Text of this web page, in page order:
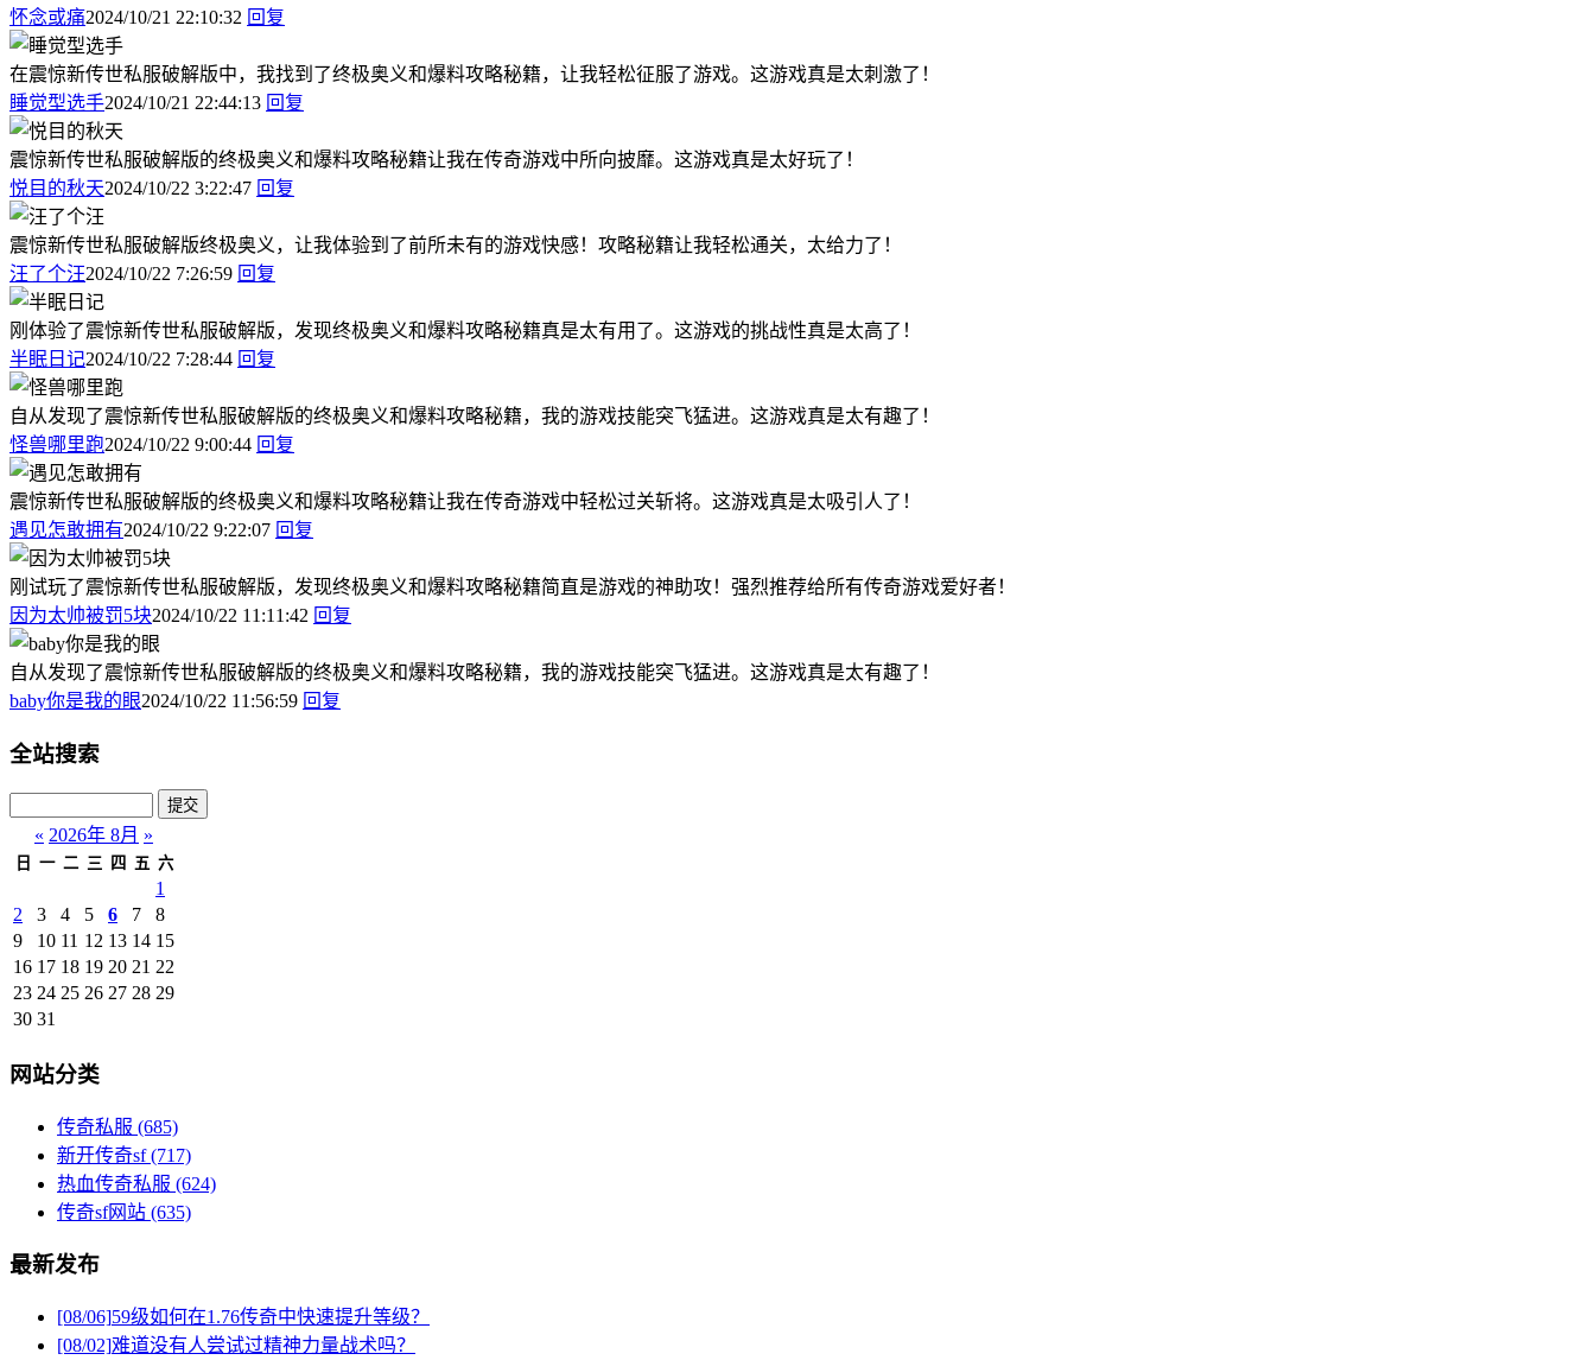
怀念或痛2024/10/21 22:10:32 回复
在震惊新传世私服破解版中，我找到了终极奥义和爆料攻略秘籍，让我轻松征服了游戏。这游戏真是太刺激了！
睡觉型选手2024/10/21 22:44:13 回复
震惊新传世私服破解版的终极奥义和爆料攻略秘籍让我在传奇游戏中所向披靡。这游戏真是太好玩了！
悦目的秋天2024/10/22 3:22:47 回复
震惊新传世私服破解版终极奥义，让我体验到了前所未有的游戏快感！攻略秘籍让我轻松通关，太给力了！
汪了个汪2024/10/22 7:26:59 回复
刚体验了震惊新传世私服破解版，发现终极奥义和爆料攻略秘籍真是太有用了。这游戏的挑战性真是太高了！
半眠日记2024/10/22 7:28:44 回复
自从发现了震惊新传世私服破解版的终极奥义和爆料攻略秘籍，我的游戏技能突飞猛进。这游戏真是太有趣了！
怪兽哪里跑2024/10/22 9:00:44 回复
震惊新传世私服破解版的终极奥义和爆料攻略秘籍让我在传奇游戏中轻松过关斩将。这游戏真是太吸引人了！
遇见怎敢拥有2024/10/22 9:22:07 回复
刚试玩了震惊新传世私服破解版，发现终极奥义和爆料攻略秘籍简直是游戏的神助攻！强烈推荐给所有传奇游戏爱好者！
因为太帅被罚5块2024/10/22 11:11:42 回复
自从发现了震惊新传世私服破解版的终极奥义和爆料攻略秘籍，我的游戏技能突飞猛进。这游戏真是太有趣了！
baby你是我的眼2024/10/22 11:56:59 回复
全站搜索
« 2026年 8月 »
日 一 二 三 四 五 六
1
2
3 4 5 6 7
8
9
10 11 12 13 14 15
16 17 18 19 20 21 22
23 24 25 26 27 28 29
30 31
网站分类
传奇私服 (685)
新开传奇sf(717)
热血传奇私服 (624)
传奇sf网站 (635)
最新发布
[08/06]59级如何在1.76传奇中快速提升等级？
[08/02]难道没有人尝试过精神力量战术吗？